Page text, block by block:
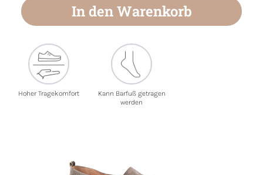
In den Warenkorb
Hoher Tragekomfort
Kann Barfuß getragen
werden